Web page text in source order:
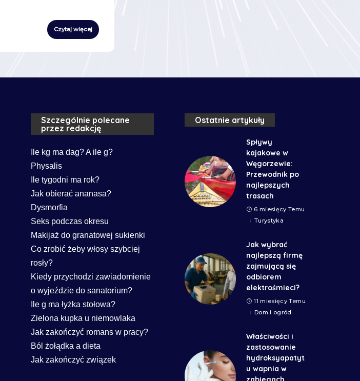
Czytaj więcej
Szczególnie polecane
przez redakcję
Ile kg ma dag? A ile g?
Physalis
Ile tygodni ma rok?
Jak obierać ananasa?
Dysmorfia
Seks podczas okresu
Makijaż do granatowej sukienki
Co zrobić żeby włosy szybciej
rosły?
Kiedy przychodzi zawiadomienie
o wyjeździe do sanatorium?
Ile g ma łyżka stołowa?
Zielona kupka u niemowlaka
Jak zakończyć romans w pracy?
Ból żołądka a dieta
Jak zakończyć związek
Ostatnie artykuły
Spływy
kajakowe w
Węgorzewie:
Przewodnik po
najlepszych
trasach
6 miesięcy Temu
Turystyka
Jak wybrać
najlepszą firmę
zajmującą się
odbiorem
elektrośmieci?
11 miesięcy Temu
Dom i ogród
Właściwości i
zastosowanie
hydroksyapatyt
u wapnia w